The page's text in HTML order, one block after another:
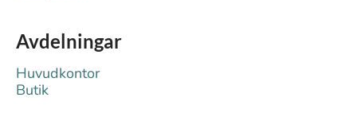
Avdelningar
Huvudkontor
Butik